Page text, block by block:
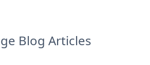
Blog Articles